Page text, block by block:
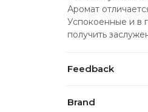
Аромат
Успокоенные и в
получить
Feedback
Brand